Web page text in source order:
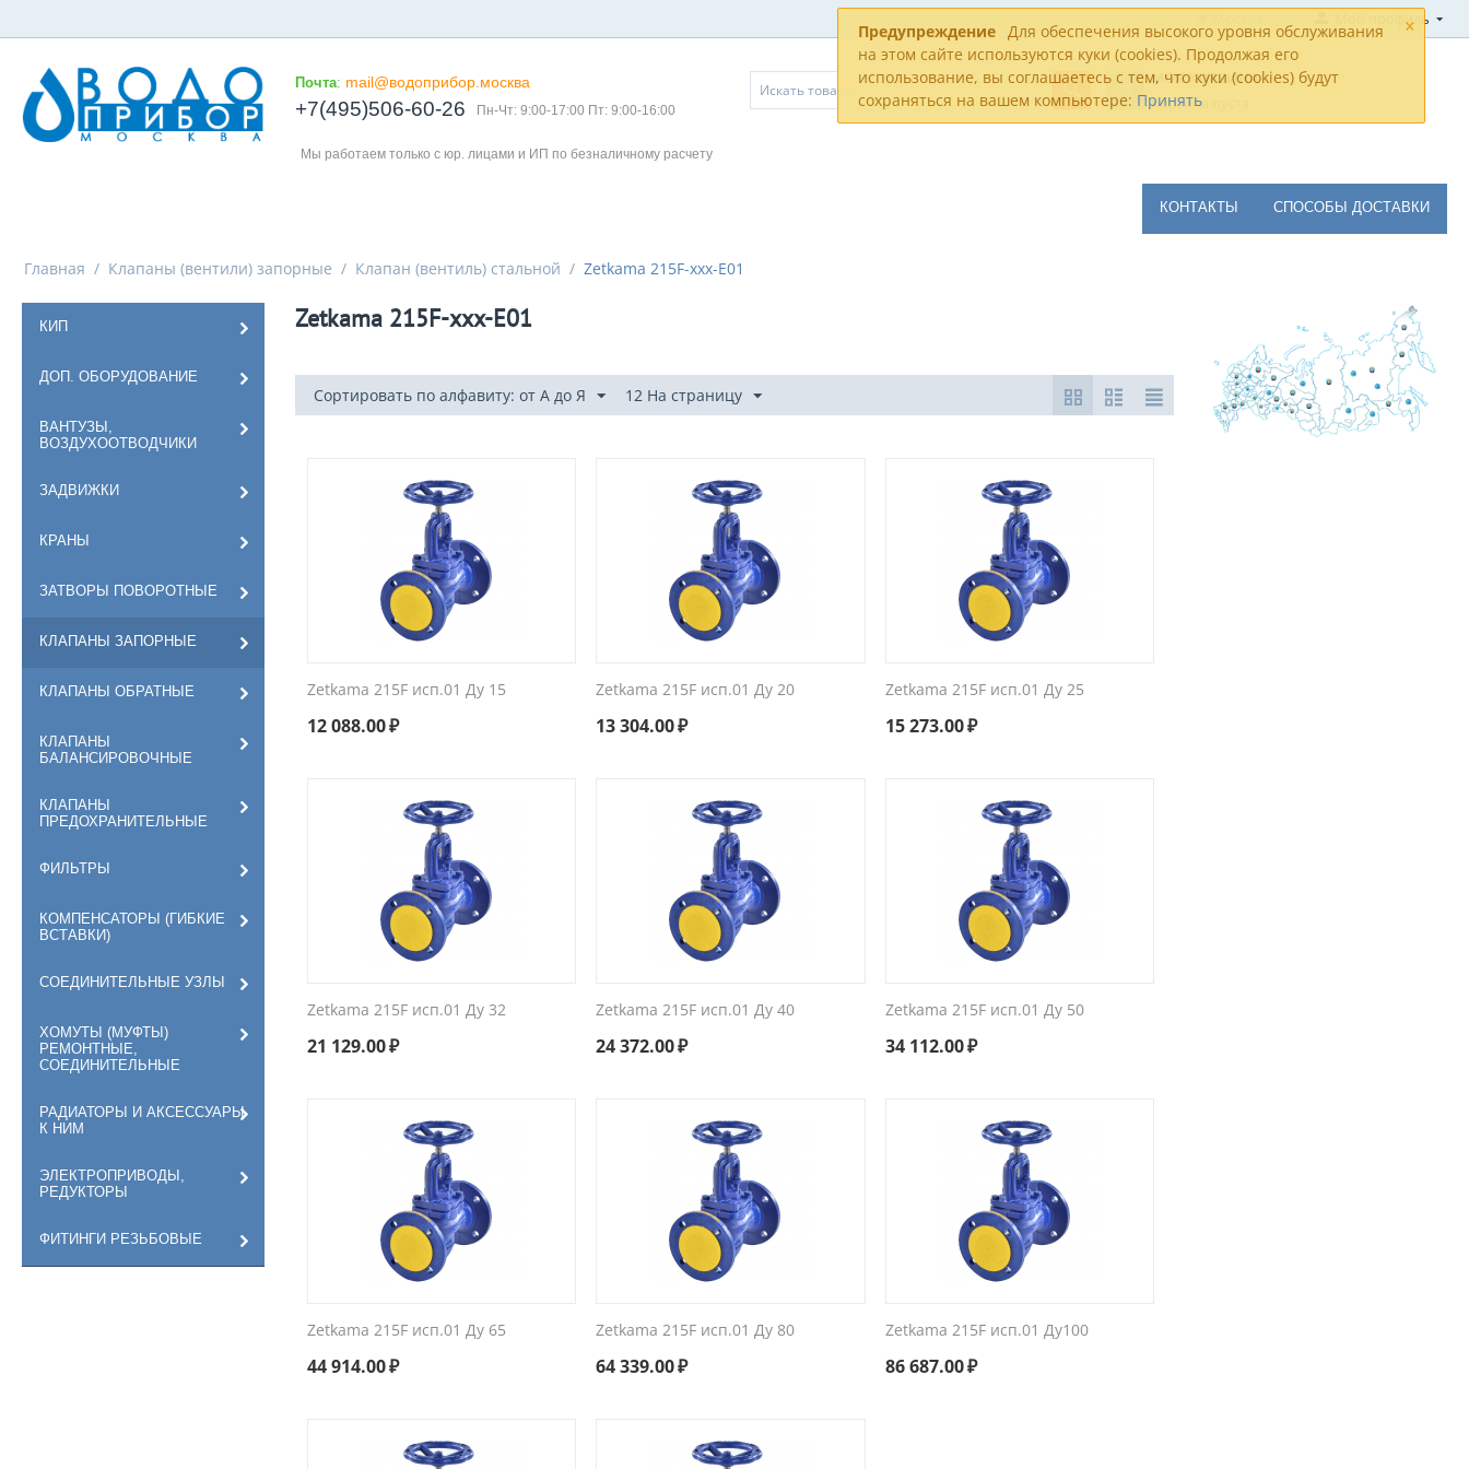
×
Предупреждение Для обеспечения высокого уровня обслуживания
на этом сайте используются куки (cookies). Продолжая его
использование, вы соглашаетесь с тем, что куки (cookies) будут
сохраняться на вашем компьютере: Принять
Мой профиль
Почта: mail@водоприбор.москва
+7(495)506-60-26 Пн-Чт: 9:00-17:00 Пт: 9:00-16:00
Мы работаем только с юр. лицами и ИП по безналичному расчету
МОЯ КОРЗИНА
Корзина пуста
КОНТАКТЫ СПОСОБЫ ДОСТАВКИ
Главная / Клапаны (вентили) запорные / Клапан (вентиль) стальной / Zetkama 215F-xxx-E01
КИП
ДОП. ОБОРУДОВАНИЕ
ВАНТУЗЫ,
ВОЗДУХООТВОДЧИКИ
ЗАДВИЖКИ
КРАНЫ
ЗАТВОРЫ ПОВОРОТНЫЕ
КЛАПАНЫ ЗАПОРНЫЕ
КЛАПАНЫ ОБРАТНЫЕ
КЛАПАНЫ
БАЛАНСИРОВОЧНЫЕ
КЛАПАНЫ
ПРЕДОХРАНИТЕЛЬНЫЕ
ФИЛЬТРЫ
КОМПЕНСАТОРЫ (ГИБКИЕ
ВСТАВКИ)
СОЕДИНИТЕЛЬНЫЕ УЗЛЫ
ХОМУТЫ (МУФТЫ)
РЕМОНТНЫЕ,
СОЕДИНИТЕЛЬНЫЕ
РАДИАТОРЫ И АКСЕССУАРЫ
К НИМ
ЭЛЕКТРОПРИВОДЫ,
РЕДУКТОРЫ
ФИТИНГИ РЕЗЬБОВЫЕ
Zetkama 215F-xxx-E01
Сортировать по алфавиту: от А до Я 12 На страницу
Zetkama 215F исп.01 Ду 15
12 088.00₽
Zetkama 215F исп.01 Ду 20
13 304.00₽
Zetkama 215F исп.01 Ду 25
15 273.00₽
Zetkama 215F исп.01 Ду 32
21 129.00₽
Zetkama 215F исп.01 Ду 40
24 372.00₽
Zetkama 215F исп.01 Ду 50
34 112.00₽
Zetkama 215F исп.01 Ду 65
44 914.00₽
Zetkama 215F исп.01 Ду 80
64 339.00₽
Zetkama 215F исп.01 Ду100
86 687.00₽